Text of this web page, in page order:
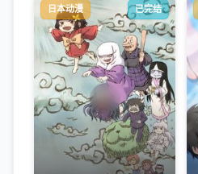
日本动漫 已完结